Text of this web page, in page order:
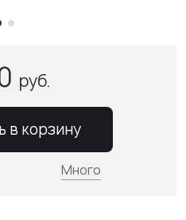
руб.
в корзину
Много